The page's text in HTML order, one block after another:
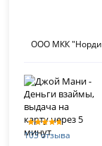
ООО МКК
103 отзыва